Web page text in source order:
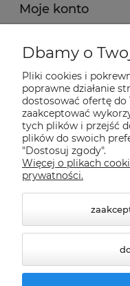
Moje konto
Płatności i
Informacje
O nas
Nasze sklepy
Dbamy o
Pliki cookies i
poprawne działanie
dostosować ofertę do
zaakceptować
tych plików i przejść
plików do swoich
"Dostosuj zgody".
Więcej o plikach
prywatności.